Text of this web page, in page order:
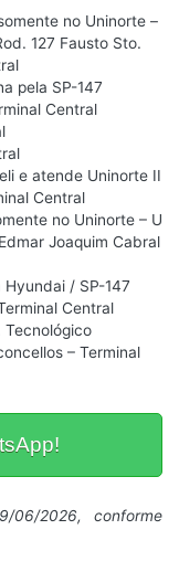
no Uninorte –
127 Fausto Sto.
pela SP-147
Central
e atende Uninorte II
Central
no Uninorte – U
Joaquim Cabral
Hyundai / SP-147
Central
Tecnológico
– Terminal
06/2026, conforme